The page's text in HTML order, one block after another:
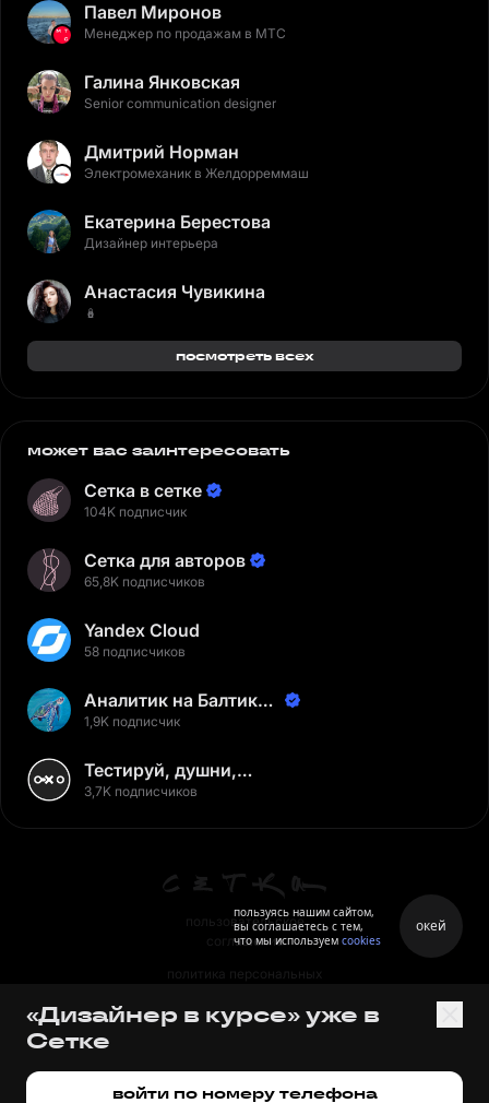
Павел Миронов
Менеджер по продажам в МТС
Галина Янковская
Senior communication designer
Дмитрий Норман
Электромеханик в Желдорреммаш
Екатерина Берестова
Дизайнер интерьера
Анастасия Чувикина
🪆
посмотреть всех
может вас заинтересовать
Сетка в сетке
104K подписчик
Сетка для авторов
65,8K подписчиков
Yandex Cloud
58 подписчиков
Аналитик на Балтике |
Неверов Станислав
1,9K подписчик
Тестируй, душни,
наслаждайся
3,7K подписчиков
пользовательское
соглашение
политика персональных
правила
«Дизайнер в курсе» уже в
Сетке
войти по номеру телефона
пользуясь нашим сайтом,
вы соглашаетесь с тем,
что мы используем cookies
окей